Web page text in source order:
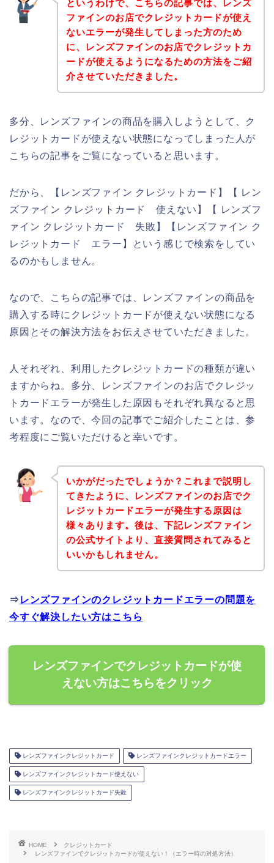
というわけで、こちらの記事では、レンズ
ファインのお店でクレジットカードが使え
ないエラーが発生してしまった方のため
に、レンズファインのお店でクレジットカ
ードが使えるようになるための方法をご紹
介させていただきました。
多分、レンズファインの商品を購入しようとして、ク
レジットカードが使えない状態になってしまった人が
こちらの記事をご覧になっていると思います。
だから、【レンズファイン クレジットカード】【 レン
ズファイン クレジットカード 使えない】【 レンズフ
ァイン クレジットカード 失敗】【レンズファイン ク
レジットカード エラー】という感じで検索をしてい
るのかもしません。
なので、こちらの記事では、レンズファインの商品を
購入する時にクレジットカードが使えない状態になる
原因とその解決方法をお伝えさせていただきました。
人それぞれ、利用したクレジットカードの種類が違い
ますからね。多分、レンズファインのお店でクレジッ
トカードエラーが発生した原因もそれぞれ異なると思
います。なので、今回の記事でご紹介したことは、参
考程度にご覧いただけると幸いです。
いかがだったでしょうか？これまで説明し
てきたように、レンズファインのお店でク
レジットカードエラーが発生する原因は
様々あります。後は、下記レンズファイン
の公式サイトより、直接質問されてみると
いいかもしれません。
⇒ レンズファインのクレジットカードエラーの問題を
今すぐ解決したい方はこちら
レンズファインでクレジットカードが使
えない方はこちらをクリック
レンズファインクレジットカード レンズファインクレジットカードエラー
レンズファインクレジットカード使えない
レンズファインクレジットカード失敗
HOME
クレジットカード
レンズファインでクレジットカードが使えない！（エラー時の対処方法）